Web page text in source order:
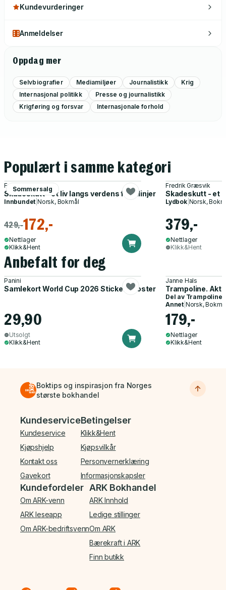
Kundevurderinger
Anmeldelser
Oppdag mer
Selvbiografier Mediamiljøer Journalistikk
Krig
Internasjonal politikk
Presse og journalistikk
Krigføring og forsvar
Internasjonale forhold
Populært i samme kategori
Sommersalg
Fredrik Græsvik
Skadeskutt - et liv langs verdens frontlinjer
Innbundet |Norsk, Bokmål
429,-172,-
Nettlager
Klikk&Hent
Fredrik Græsvik
Skadeskutt - et
Lydbok| Norsk,
379,-
Nettlager
Klikk&Hent
Anbefalt for deg
Panini
Samlekort World Cup 2026 Sticker Booster
29,90
Utsolgt
Klikk&Hent
Janne Hals
Trampoline.
Del av Trampoline
Annet| Norsk,
179,-
Nettlager
Klikk&Hent
Boktips og inspirasjon fra Norges
største bokhandel
Bunnmeny
Kundeservice
Kundeservice
Kjøpshjelp
Kontakt oss
Gavekort
Betingelser
Klikk&Hent
Kjøpsvilkår
Personvernerklæring
Informasjonskapsler
Kundefordeler
Om ARK-venn
ARK leseapp
Om ARK-bedriftsvenn
ARK Bokhandel
ARK Innhold
Ledige stillinger
Om ARK
Bærekraft i ARK
Finn butikk